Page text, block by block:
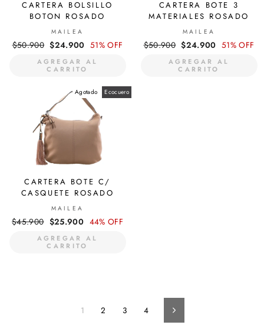
CARTERA BOLSILLO
BOTON ROSADO
MAILEA
Precio
habitual
$50.900 Precio
de
oferta
$24.900 51% OFF
AGREGAR AL
CARRITO
CARTERA BOTE 3
MATERIALES ROSADO
MAILEA
Precio
habitual
$50.900 Precio
de
oferta
$24.900 51% OFF
AGREGAR AL
CARRITO
Agotado Ecocuero
CARTERA BOTE C/
CASQUETE ROSADO
MAILEA
Precio
habitual
$45.900 Precio
de
oferta
$25.900 44% OFF
AGREGAR AL
CARRITO
1 2 3 4 Siguiente